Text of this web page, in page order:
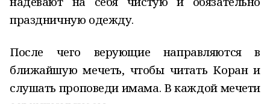
праздничную одежду.
После чего верующие направляются в
ближайшую мечеть, чтобы читать Коран и
слушать проповеди имама. В каждой мечети